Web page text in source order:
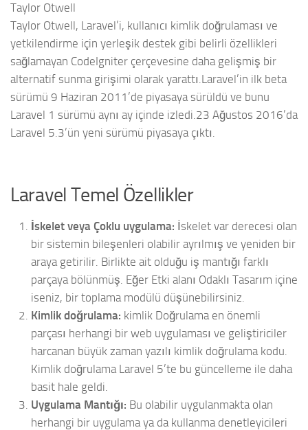
Taylor Otwell
Taylor Otwell, Laravel’i, kullanıcı kimlik doğrulaması ve
yetkilendirme için yerleşik destek gibi belirli özellikleri
sağlamayan CodeIgniter çerçevesine daha gelişmiş bir
alternatif sunma girişimi olarak yarattı.Laravel’in ilk beta
sürümü 9 Haziran 2011’de piyasaya sürüldü ve bunu
Laravel 1 sürümü aynı ay içinde izledi.23 Ağustos 2016’da
Laravel 5.3’ün yeni sürümü piyasaya çıktı.
Laravel Temel Özellikler
İskelet veya Çoklu uygulama: İskelet var derecesi olan
bir sistemin bileşenleri olabilir ayrılmış ve yeniden bir
araya getirilir. Birlikte ait olduğu iş mantığı farklı
parçaya bölünmüş. Eğer Etki alanı Odaklı Tasarım içine
iseniz, bir toplama modülü düşünebilirsiniz.
Kimlik doğrulama: kimlik Doğrulama en önemli
parçası herhangi bir web uygulaması ve geliştiriciler
harcanan büyük zaman yazılı kimlik doğrulama kodu.
Kimlik doğrulama Laravel 5’te bu güncelleme ile daha
basit hale geldi.
Uygulama Mantığı: Bu olabilir uygulanmakta olan
herhangi bir uygulama ya da kullanma denetleyicileri